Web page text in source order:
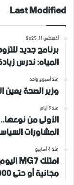
Last Modified
أغسطس 11, 2025
برنامج جديد
المياه: ندرس
منذ أسبوع واحد
وزير الصحة يعين
منذ 3 أيام
الأولى من
المشاورات
منذ 4 أسابيع
مجانية أو حتى 30,000 كم (أيهما أسبق).